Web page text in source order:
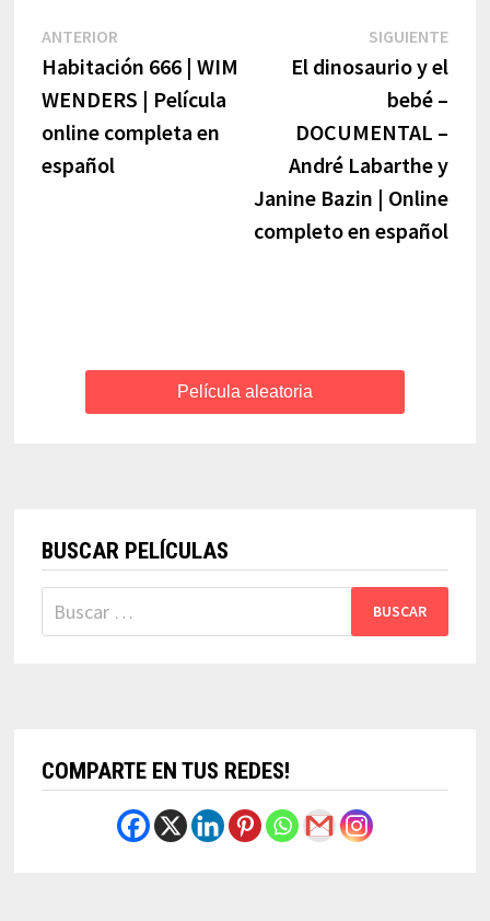
Navegación
de
entradas
ANTERIOR
post:
Habitación 666 | WIM
WENDERS | Película
online completa en
español
SIGUIENTENext
post:
El dinosaurio y el
bebé –
DOCUMENTAL –
André Labarthe y
Janine Bazin | Online
completo en español
Película aleatoria
BUSCAR PELÍCULAS
Buscar:
COMPARTE EN TUS REDES!